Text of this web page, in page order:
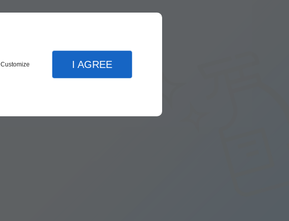
Customize I AGREE